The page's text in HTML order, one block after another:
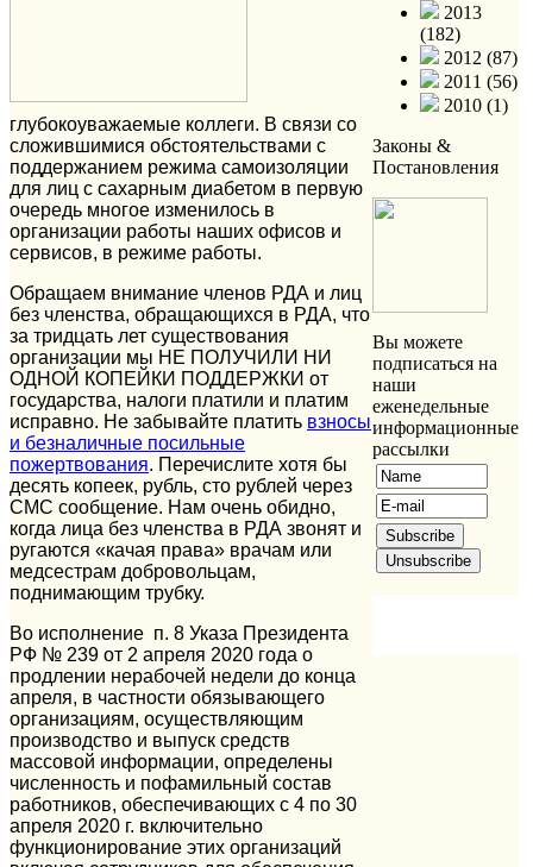
глубокоуважаемые коллеги. В связи со
сложившимися обстоятельствами с
поддержанием режима самоизоляции
для лиц с сахарным диабетом в первую
очередь многое изменилось в
организации работы наших офисов и
сервисов, в режиме работы.
Обращаем внимание членов РДА и лиц
без членства, обращающихся в РДА, что
за тридцать лет существования
организации мы НЕ ПОЛУЧИЛИ НИ
ОДНОЙ КОПЕЙКИ ПОДДЕРЖКИ от
государства, налоги платили и платим
исправно. Не забывайте платить взносы
и безналичные посильные
пожертвования. Перечислите хотя бы
десять копеек, рубль, сто рублей через
СМС сообщение. Нам очень обидно,
когда лица без членства в РДА звонят и
ругаются «качая права» врачам или
медсестрам добровольцам,
поднимающим трубку.
Во исполнение п. 8 Указа Президента
РФ № 239 от 2 апреля 2020 года о
продлении нерабочей недели до конца
апреля, в частности обязывающего
организациям, осуществляющим
производство и выпуск средств
массовой информации, определены
численность и пофамильный состав
работников, обеспечивающих с 4 по 30
апреля 2020 г. включительно
функционирование этих организаций
2013
(182)
2012 (87)
2011 (56)
2010 (1)
Законы &
Постановления
Вы можете
подписаться на
наши
еженедельные
информационные
рассылки